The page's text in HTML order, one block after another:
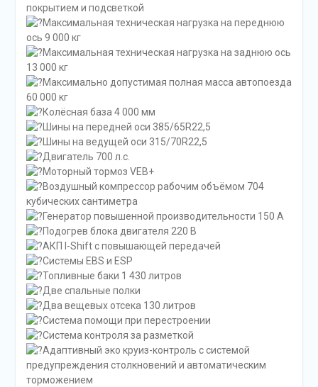
покрытием и подсветкой
Максимальная техническая нагрузка на переднюю
ось 9 000 кг
Максимальная техническая нагрузка на заднюю ось
13 000 кг
Максимально допустимая полная масса автопоезда
60 000 кг
Колёсная база 4 000 мм
Шины на передней оси 385/65R22,5
Шины на ведущей оси 315/70R22,5
Двигатель 700 л.с.
Моторный тормоз VEB+
Воздушный компрессор рабочим объёмом 704
кубических сантиметра
Генератор повышенной производительности 150 А
Подогрев блока двигателя 220 В
АКП I-Shift с повышающей передачей
Системы EBS и ESP
Топливные баки 1 430 литров
Две спальные полки
Два вещевых отсека 130 литров
Система помощи при перестроении
Система контроля за разметкой
Адаптивный эко круиз-контроль с системой
предупреждения столкновений и автоматическим
торможением